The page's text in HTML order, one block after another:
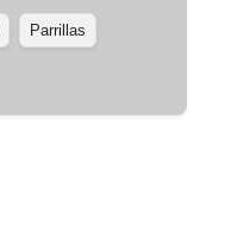
Parrillas